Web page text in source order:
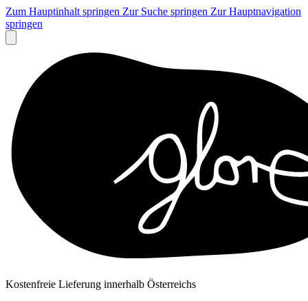
Zum Hauptinhalt springen Zur Suche springen Zur Hauptnavigation
springen
Kostenfreie Lieferung innerhalb Österreichs